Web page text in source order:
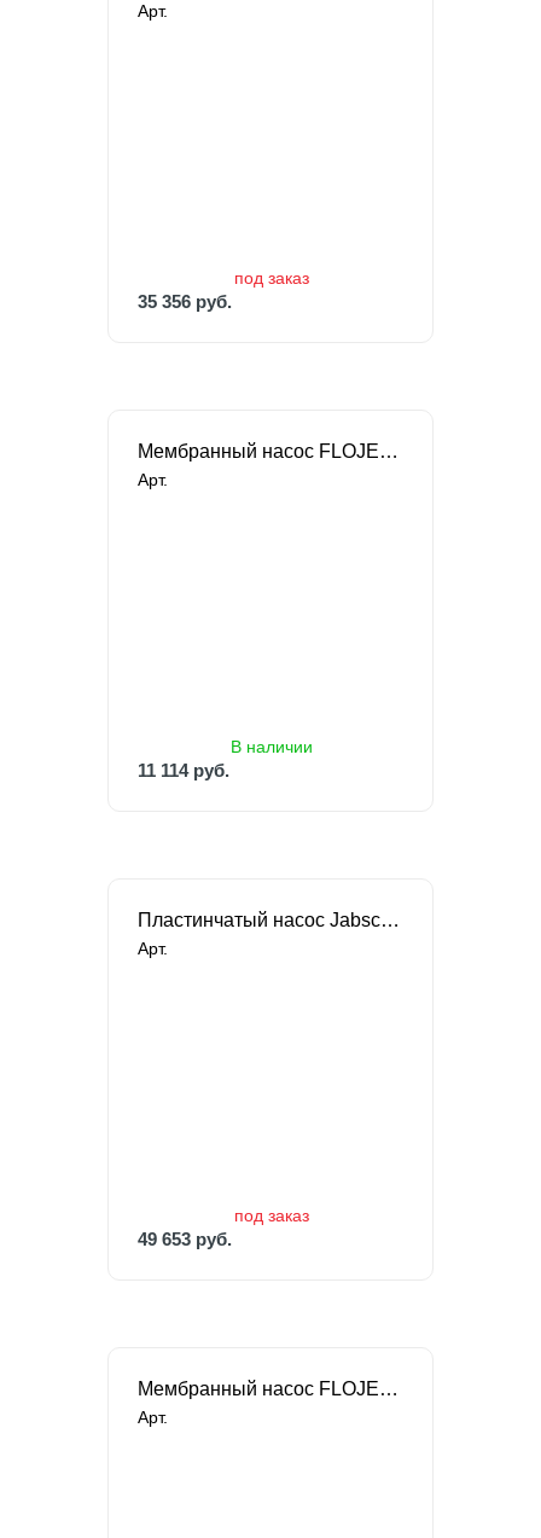
Арт.
под заказ
35 356 руб.
Мембранный насос FLOJET для химических жидкостей
Арт.
В наличии
11 114 руб.
Пластинчатый насос Jabsco vr050 для толива
Арт.
под заказ
49 653 руб.
Мембранный насос FLOJET для химических жидкостей
Арт.